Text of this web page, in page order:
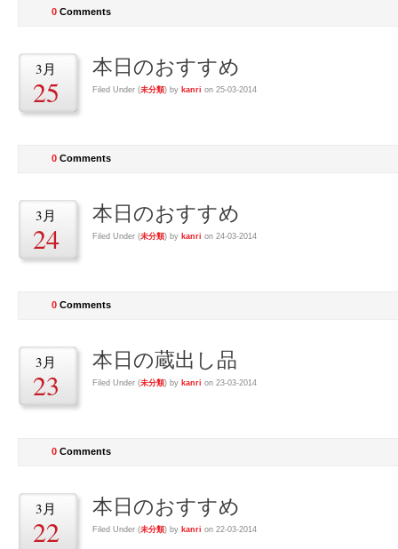
0 Comments
3月
25
本日のおすすめ
Filed Under (未分類) by kanri on 25-03-2014
0 Comments
3月
24
本日のおすすめ
Filed Under (未分類) by kanri on 24-03-2014
0 Comments
3月
23
本日の蔵出し品
Filed Under (未分類) by kanri on 23-03-2014
0 Comments
3月
22
本日のおすすめ
Filed Under (未分類) by kanri on 22-03-2014